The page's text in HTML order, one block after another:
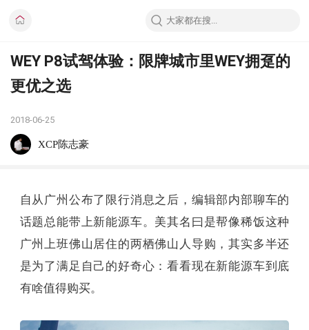
WEY P8试驾体验：限牌城市里WEY拥趸的
更优之选
2018-06-25
XCP陈志豪
自从广州公布了限行消息之后，编辑部内部聊车的
话题总能带上新能源车。美其名曰是帮像稀饭这种
广州上班佛山居住的两栖佛山人导购，其实多半还
是为了满足自己的好奇心：看看现在新能源车到底
有啥值得购买。